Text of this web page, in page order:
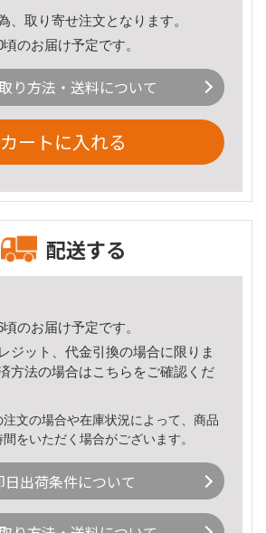
、取り寄せ注文となります。
のお届け予定です。
り方法・送料について
カートに入れる
配送する
のお届け予定です。
ジット、代金引換の場合に限りま
方法の場合はこちら をご確認くだ
文の場合や在庫状況によって、商品
をいただく場合がございます。
日出荷条件について